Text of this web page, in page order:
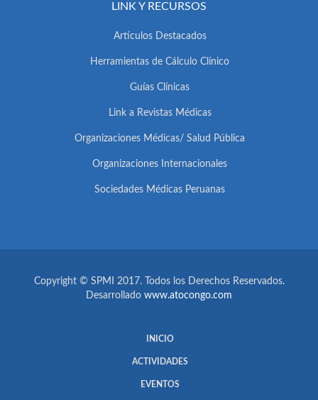
LINK Y RECURSOS
Artículos Destacados
Herramientas de Cálculo Clínico
Guías Clínicas
Link a Revistas Médicas
Organizaciones Médicas/ Salud Pública
Organizaciones Internacionales
Sociedades Médicas Peruanas
Copyright © SPMI 2017. Todos los Derechos Reservados.
Desarrollado www.atocongo.com
INICIO
ACTIVIDADES
EVENTOS